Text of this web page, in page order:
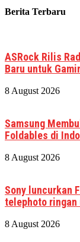
Berita Terbaru
ASRock Rilis
Baru untuk
8 August 2026
Samsung
Foldables di
8 August 2026
Sony luncurkan
telephoto ringan
8 August 2026